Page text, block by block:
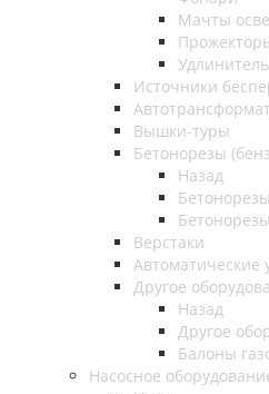
Мачты
Источники
Вышки-туры
Бетонорезы
Назад
Верстаки
Автоматические
Другое
Назад
Другое
Балоны
Насосное